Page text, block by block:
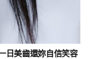
日美齒還妳自信笑容